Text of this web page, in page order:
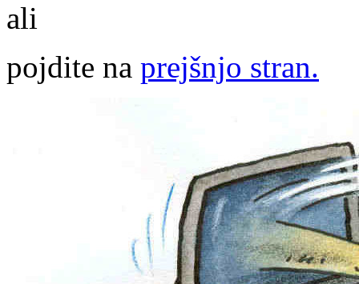
ali
pojdite na prejšnjo stran.